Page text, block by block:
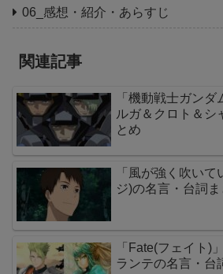
06_感想・紹介・あらすじ
関連記事
「機動戦士ガン
ルガ＆クロト＆シ
とめ
「風が強く吹い
ジ)の名言・台詞ま
「Fate(フェイト)
ランテの名言・台